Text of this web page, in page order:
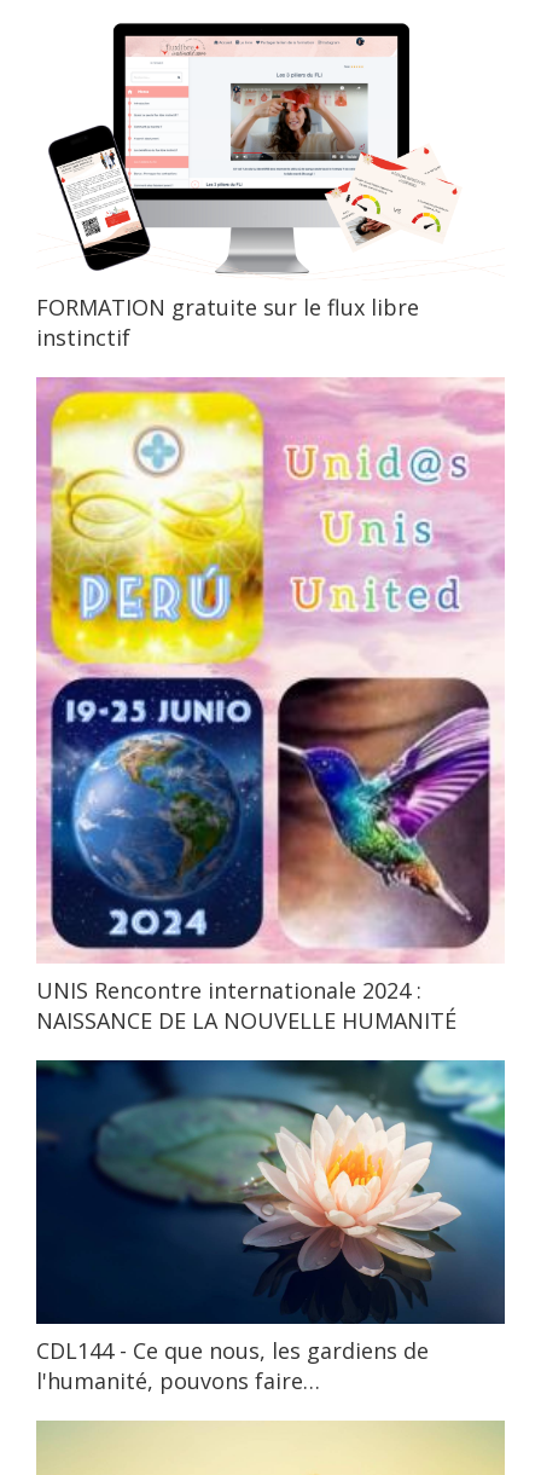
FORMATION gratuite sur le flux libre
instinctif
UNIS Rencontre internationale 2024 :
NAISSANCE DE LA NOUVELLE HUMANITÉ
CDL144 - Ce que nous, les gardiens de
l'humanité, pouvons faire…